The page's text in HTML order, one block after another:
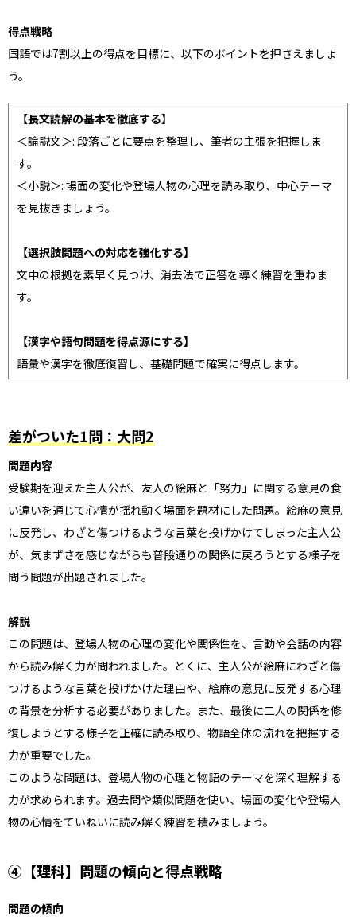
得点戦略
国語では7割以上の得点を目標に、以下のポイントを押さえましょ
う。
【長文読解の基本を徹底する】
＜論説文＞: 段落ごとに要点を整理し、筆者の主張を把握しま
す。
＜小説＞: 場面の変化や登場人物の心理を読み取り、中心テーマ
を見抜きましょう。
【選択肢問題への対応を強化する】
文中の根拠を素早く見つけ、消去法で正答を導く練習を重ねま
す。
【漢字や語句問題を得点源にする】
語彙や漢字を徹底復習し、基礎問題で確実に得点します。
差がついた1問：大問2
問題内容
受験期を迎えた主人公が、友人の絵麻と「努力」に関する意見の食
い違いを通じて心情が揺れ動く場面を題材にした問題。絵麻の意見
に反発し、わざと傷つけるような言葉を投げかけてしまった主人公
が、気まずさを感じながらも普段通りの関係に戻ろうとする様子を
問う問題が出題されました。
解説
この問題は、登場人物の心理の変化や関係性を、言動や会話の内容
から読み解く力が問われました。とくに、主人公が絵麻にわざと傷
つけるような言葉を投げかけた理由や、絵麻の意見に反発する心理
の背景を分析する必要がありました。また、最後に二人の関係を修
復しようとする様子を正確に読み取り、物語全体の流れを把握する
力が重要でした。
このような問題は、登場人物の心理と物語のテーマを深く理解する
力が求められます。過去問や類似問題を使い、場面の変化や登場人
物の心情をていねいに読み解く練習を積みましょう。
④【理科】問題の傾向と得点戦略
問題の傾向